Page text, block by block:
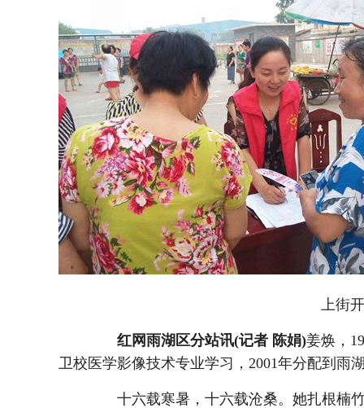
上街
红网雨湖区分站讯(记者 陈娟)姜焕，
卫校医学影像技术专业学习，2001年分配到雨
十六载寒暑，十六载沧桑。她扎根楠竹